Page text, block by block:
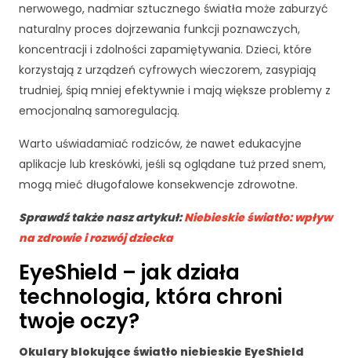
nerwowego, nadmiar sztucznego światła może zaburzyć
naturalny proces dojrzewania funkcji poznawczych,
koncentracji i zdolności zapamiętywania. Dzieci, które
korzystają z urządzeń cyfrowych wieczorem, zasypiają
trudniej, śpią mniej efektywnie i mają większe problemy z
emocjonalną samoregulacją.
Warto uświadamiać rodziców, że nawet edukacyjne
aplikacje lub kreskówki, jeśli są oglądane tuż przed snem,
mogą mieć długofalowe konsekwencje zdrowotne.
Sprawdź także nasz artykuł:Niebieskie światło: wpływ
na zdrowie i rozwój dziecka
EyeShield – jak działa
technologia, która chroni
twoje oczy?
Okulary blokujące światło niebieskie EyeShield
K
o
n
i